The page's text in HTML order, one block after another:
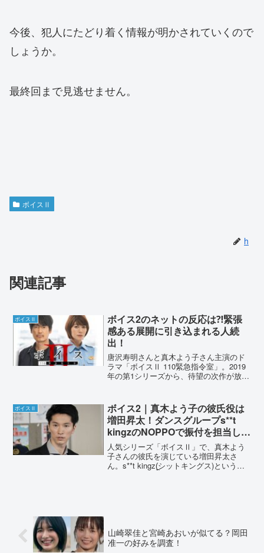
今後、犯人にたどり着く情報が明かされていくので
しょうか。
最終回まで見逃せません。
ボイスⅡ
h
関連記事
ボイスⅡ
ボイス2のネットの反応は⁈緊張
感ある展開に引き込まれる人続
出！
唐沢寿明さんと真木よう子さん主演のド
ラマ「ボイスⅡ 110緊急指令室」。2019
年の第1シリーズから、待望の次作が放送
感想があるのか、まとめていきます。ボ
イス2のネット...
ボイスⅡ
ボイス2｜真木よう子の彼氏役は
増田昇太！ダンスグループs**t
kingzのNOPPOで振付を担当して
いた！
人気シリーズ「ボイスⅡ」で、真木よう
子さんの彼氏を演じている増田昇太さ
ん。s**t kingz(̪シットキングス)というダ
山崎翠佳と宮崎あおいが似てる？岡田
准一の好みを調査！